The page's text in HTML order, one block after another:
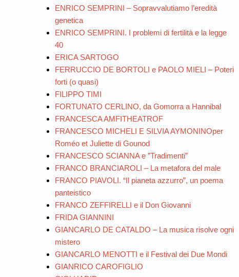
ENRICO SEMPRINI – Sopravvalutiamo l’eredità
genetica
ENRICO SEMPRINI. I problemi di fertilità e la legge
40
ERICA SARTOGO
FERRUCCIO DE BORTOLI e PAOLO MIELI – Poteri
forti (o quasi)
FILIPPO TIMI
FORTUNATO CERLINO, da Gomorra a Hannibal
FRANCESCA AMFITHEATROF
FRANCESCO MICHELI E SILVIA AYMONINOper
Roméo et Juliette di Gounod
FRANCESCO SCIANNA e ”Tradimenti”
FRANCO BRANCIAROLI – La metafora del male
FRANCO PIAVOLI. “Il pianeta azzurro”, un poema
panteistico
FRANCO ZEFFIRELLI e il Don Giovanni
FRIDA GIANNINI
GIANCARLO DE CATALDO – La musica risolve ogni
mistero
GIANCARLO MENOTTI e il Festival dei Due Mondi
GIANRICO CAROFIGLIO